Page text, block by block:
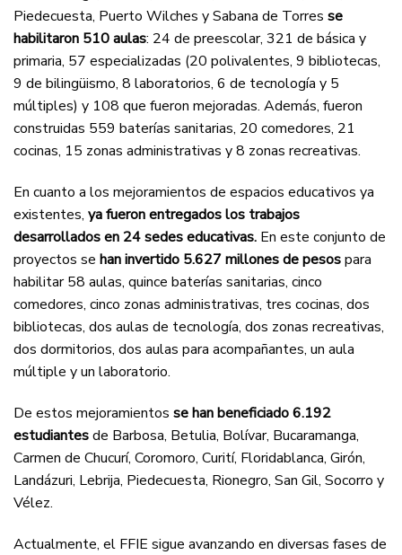
Piedecuesta, Puerto Wilches y Sabana de Torres se
habilitaron 510 aulas: 24 de preescolar, 321 de básica y
primaria, 57 especializadas (20 polivalentes, 9 bibliotecas,
9 de bilingüismo, 8 laboratorios, 6 de tecnología y 5
múltiples) y 108 que fueron mejoradas. Además, fueron
construidas 559 baterías sanitarias, 20 comedores, 21
cocinas, 15 zonas administrativas y 8 zonas recreativas.
En cuanto a los mejoramientos de espacios educativos ya
existentes, ya fueron entregados los trabajos
desarrollados en 24 sedes educativas. En este conjunto de
proyectos se han invertido 5.627 millones de pesospara
habilitar 58 aulas, quince baterías sanitarias, cinco
comedores, cinco zonas administrativas, tres cocinas, dos
bibliotecas, dos aulas de tecnología, dos zonas recreativas,
dos dormitorios, dos aulas para acompañantes, un aula
múltiple y un laboratorio.
De estos mejoramientos se han beneficiado 6.192
estudiantesde Barbosa, Betulia, Bolívar, Bucaramanga,
Carmen de Chucurí, Coromoro, Curití, Floridablanca, Girón,
Landázuri, Lebrija, Piedecuesta, Rionegro, San Gil, Socorro y
Vélez.
Actualmente, el FFIE sigue avanzando en diversas fases de